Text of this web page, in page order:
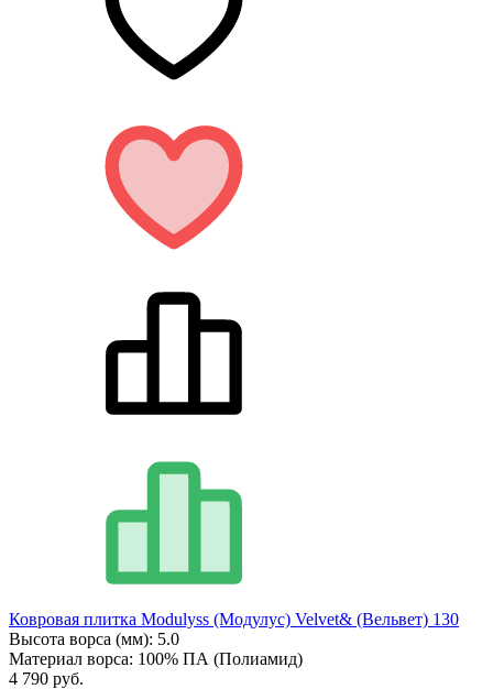
Ковровая плитка Modulyss (Модулус) Velvet& (Вельвет) 130
Высота ворса (мм): 5.0
Материал ворса: 100% ПА (Полиамид)
4 790 руб.